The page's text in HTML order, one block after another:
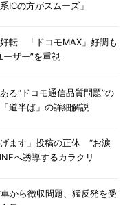
ICの方がスムーズ」
転 「ドコモMAX」好調も
ザー”を重視
る“ドコモ通信品質問題”の
道半ば」の詳細解説
ます」投稿の正体 “お涙
へ誘導するカラクリ
から徴収問題、猛反発を受